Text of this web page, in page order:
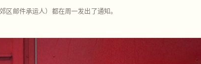
区邮件承运人）都在周一发出了通知。